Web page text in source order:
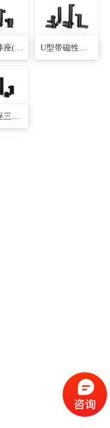
—体式棒座(5种)
组合底座三孔带磁性棒座(6种)